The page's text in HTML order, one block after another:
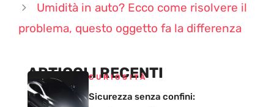
Umidità in auto? Ecco come risolvere il
problema, questo oggetto fa la differenza
ARTICOLI RECENTI
CURIOSITÀ
Sicurezza senza confini: